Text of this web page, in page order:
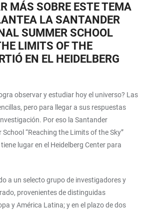
MÁS SOBRE ESTE TEMA
LA SANTANDER
SUMMER SCHOOL
LIMITS OF THE
EN EL HEIDELBERG
observar y estudiar hoy el universo? Las
pero para llegar a sus respuestas
Por eso la Santander
“Reaching the Limits of the Sky”
lugar en el Heidelberg Center para
a un selecto grupo de investigadores y
provenientes de distinguidas
y América Latina; y en el plazo de dos